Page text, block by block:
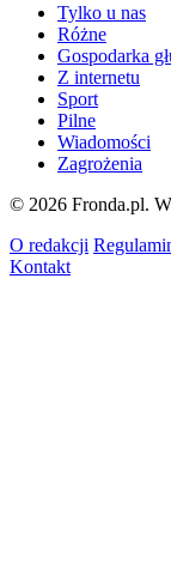
Tylko u nas
Różne
Gospodarka
Z internetu
Sport
Pilne
Wiadomości
Zagrożenia
© 2026 Fronda.pl.
O redakcji
Kontakt